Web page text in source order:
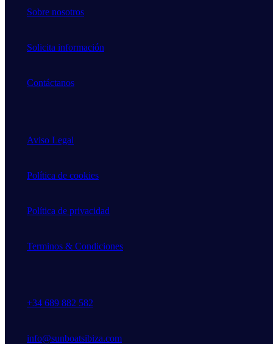
Sobre nosotros
Solicita información
Contáctanos
Aviso Legal
Política de cookies
Política de privacidad
Terminos & Condiciones
+34 689 882 582
info@sunboatsibiza.com